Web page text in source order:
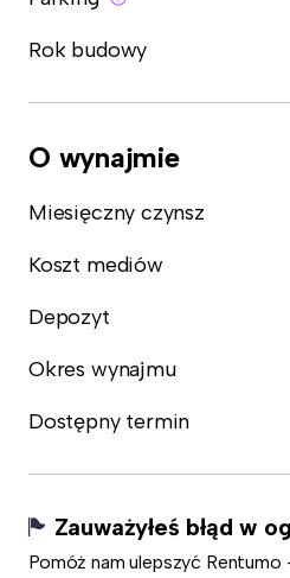
Rok budowy
O wynajmie
Miesięczny czynsz
Koszt mediów
Depozyt
Okres wynajmu
Dostępny termin
Zauważyłeś błąd w
Pomóż nam ulepszyć